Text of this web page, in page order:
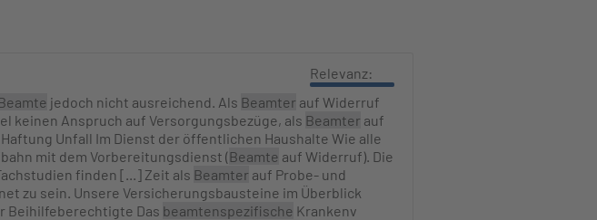
Relevanz:
jedoch nicht ausreichend. Als Beamter auf Widerruf
keinen Anspruch auf Versorgungsbezüge, als Beamter auf
Unfall Im Dienst der öffentlichen Haushalte Wie alle
mit dem Vorbereitungsdienst (Beamte auf Widerruf). Die
finden [...] Zeit als Beamter auf Probe- und
zu sein. Unsere Versicherungsbausteine im Überblick
Beihilfeberechtigte Das beamtenspezifische Krankenv